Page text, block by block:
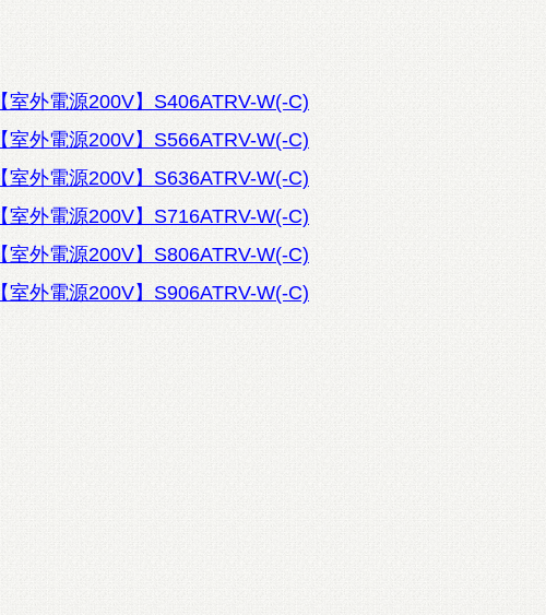
【室外電源200V】S406ATRV-W(-C)
【室外電源200V】S566ATRV-W(-C)
【室外電源200V】S636ATRV-W(-C)
【室外電源200V】S716ATRV-W(-C)
【室外電源200V】S806ATRV-W(-C)
【室外電源200V】S906ATRV-W(-C)